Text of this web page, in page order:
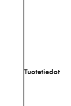
Tuotetiedot